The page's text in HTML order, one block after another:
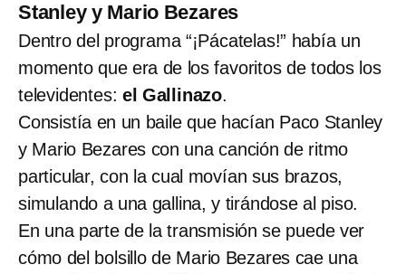
Stanley y Mario Bezares
Dentro del programa “¡Pácatelas!” había un
momento que era de los favoritos de todos los
televidentes: el Gallinazo.
Consistía en un baile que hacían Paco Stanley
y Mario Bezares con una canción de ritmo
particular, con la cual movían sus brazos,
simulando a una gallina, y tirándose al piso.
En una parte de la transmisión se puede ver
cómo del bolsillo de Mario Bezares cae una